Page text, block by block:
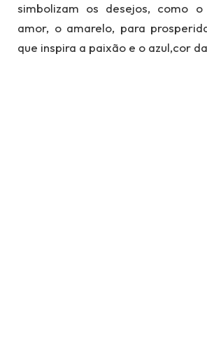
simbolizam os desejos, como
amor, o amarelo, para
que inspira a paixão e o azul,cor